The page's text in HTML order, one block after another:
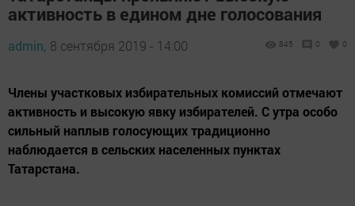
активность в едином дне голосования
admin, 8 сентября 2019 - 14:00 845 0 0
Члены участковых избирательных комиссий отмечают
активность и высокую явку избирателей. С утра особо
сильный наплыв голосующих традиционно
наблюдается в сельских населенных пунктах
Татарстана.